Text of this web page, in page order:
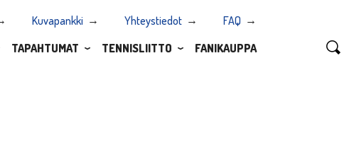
Kuvapankki Yhteystiedot
FAQ
TAPAHTUMAT TENNISLIITTO FANIKAUPPA